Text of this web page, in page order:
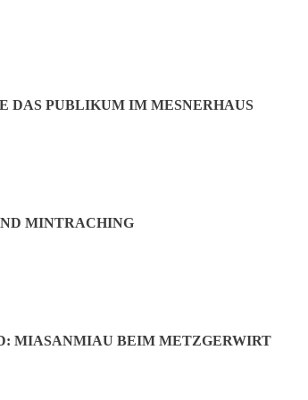
DAS PUBLIKUM IM MESNERHAUS
MINTRACHING
MIASANMIAU BEIM METZGERWIRT
e.V.
auf ein erfolgreiches Geschäftsjahr 2025 zurück